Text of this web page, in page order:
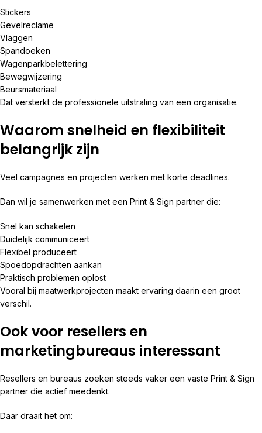
Stickers
Gevelreclame
Vlaggen
Spandoeken
Wagenparkbelettering
Bewegwijzering
Beursmateriaal
Dat versterkt de professionele uitstraling van een organisatie.
Waarom snelheid en flexibiliteit
belangrijk zijn
Veel campagnes en projecten werken met korte deadlines.
Dan wil je samenwerken met een Print & Sign partner die:
Snel kan schakelen
Duidelijk communiceert
Flexibel produceert
Spoedopdrachten aankan
Praktisch problemen oplost
Vooral bij maatwerkprojecten maakt ervaring daarin een groot
verschil.
Ook voor resellers en
marketingbureaus interessant
Resellers en bureaus zoeken steeds vaker een vaste Print & Sign
partner die actief meedenkt.
Daar draait het om: